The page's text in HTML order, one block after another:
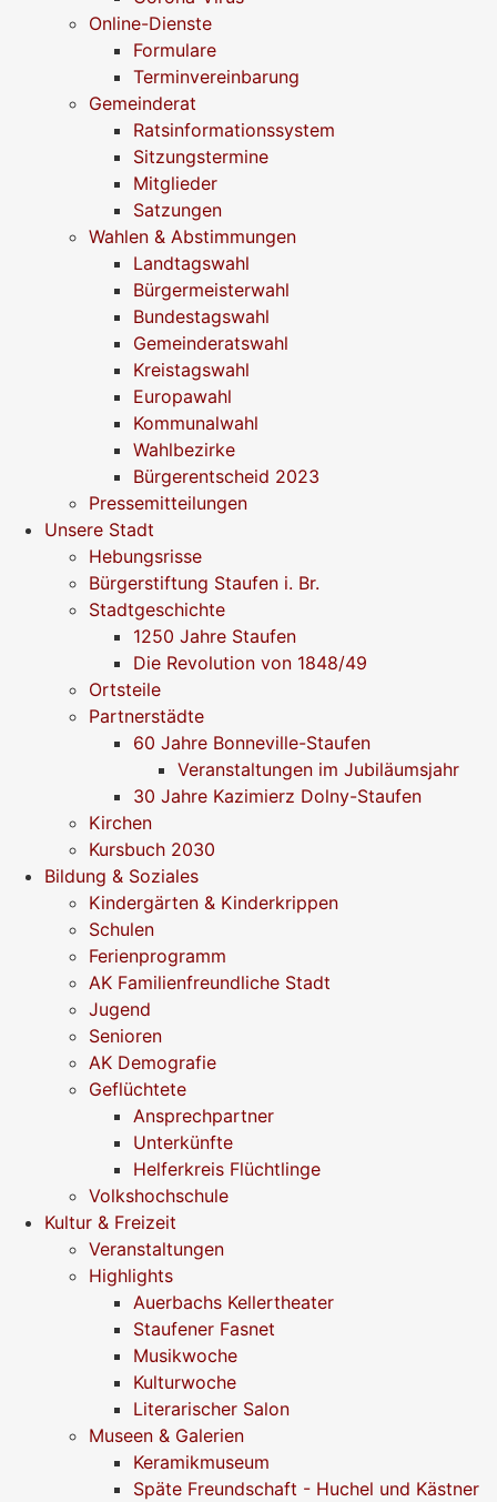
Online-Dienste
Formulare
Terminvereinbarung
Gemeinderat
Ratsinformationssystem
Sitzungstermine
Mitglieder
Satzungen
Wahlen & Abstimmungen
Landtagswahl
Bürgermeisterwahl
Bundestagswahl
Gemeinderatswahl
Kreistagswahl
Europawahl
Kommunalwahl
Wahlbezirke
Bürgerentscheid 2023
Pressemitteilungen
Unsere Stadt
Hebungsrisse
Bürgerstiftung Staufen i. Br.
Stadtgeschichte
1250 Jahre Staufen
Die Revolution von 1848/49
Ortsteile
Partnerstädte
60 Jahre Bonneville-Staufen
Veranstaltungen im Jubiläumsjahr
30 Jahre Kazimierz Dolny-Staufen
Kirchen
Kursbuch 2030
Bildung & Soziales
Kindergärten & Kinderkrippen
Schulen
Ferienprogramm
AK Familienfreundliche Stadt
Jugend
Senioren
AK Demografie
Geflüchtete
Ansprechpartner
Unterkünfte
Helferkreis Flüchtlinge
Volkshochschule
Kultur & Freizeit
Veranstaltungen
Highlights
Auerbachs Kellertheater
Staufener Fasnet
Musikwoche
Kulturwoche
Literarischer Salon
Museen & Galerien
Keramikmuseum
Späte Freundschaft - Huchel und Kästner